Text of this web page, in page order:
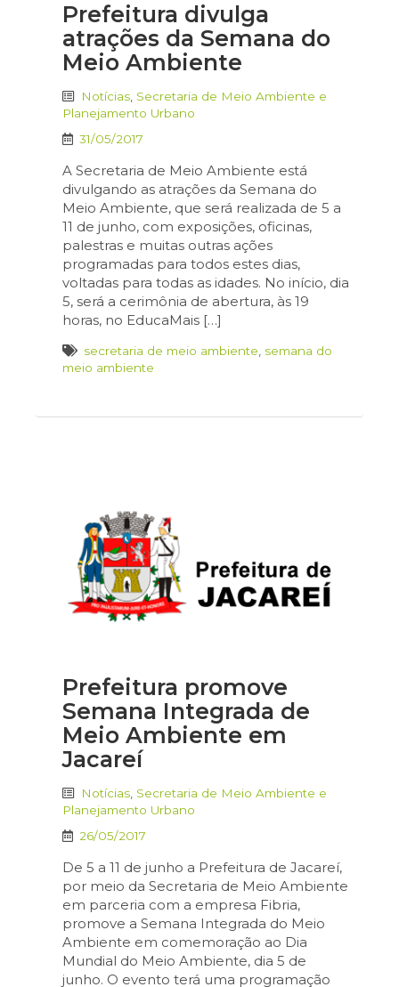
Prefeitura divulga
atrações da Semana do
Meio Ambiente
Notícias Secretaria de Meio Ambiente e
Planejamento Urbano
31/05/2017
A Secretaria de Meio Ambiente está
divulgando as atrações da Semana do
Meio Ambiente, que será realizada de 5 a
11 de junho, com exposições, oficinas,
palestras e muitas outras ações
programadas para todos estes dias,
voltadas para todas as idades. No início, dia
5, será a cerimônia de abertura, às 19
horas, no EducaMais […]
secretaria de meio ambiente semana do
meio ambiente
Prefeitura promove
Semana Integrada de
Meio Ambiente em
Jacareí
Notícias Secretaria de Meio Ambiente e
Planejamento Urbano
26/05/2017
De 5 a 11 de junho a Prefeitura de Jacareí,
por meio da Secretaria de Meio Ambiente
em parceria com a empresa Fibria,
promove a Semana Integrada do Meio
Ambiente em comemoração ao Dia
Mundial do Meio Ambiente, dia 5 de
junho. O evento terá uma programação